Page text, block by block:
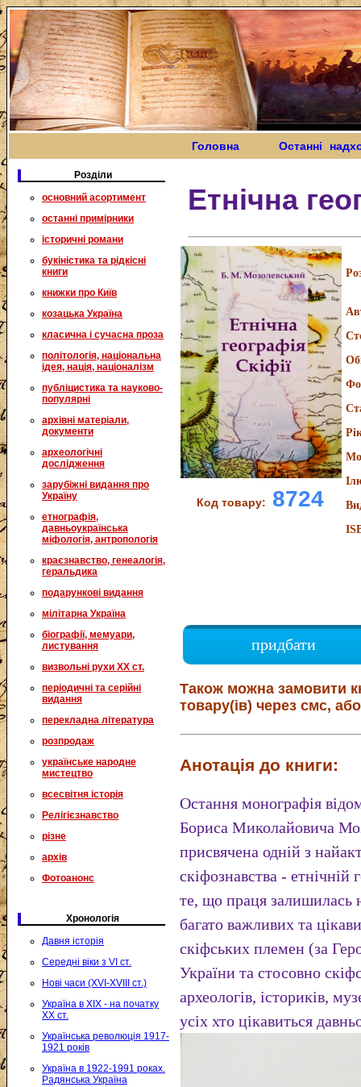
Головна Останні
Розділи
основний асортимент
останні примірники
історичні романи
букіністика та рідкісні
книги
книжки про Київ
козацька Україна
класична і сучасна проза
політологія, національна
ідея, нація, націоналізм
публіцистика та науково-
популярні
архівні матеріали,
документи
археологічні
дослідження
зарубіжні видання про
Україну
етнографія,
давньоукраїнська
міфологія, антропологія
краєзнавство, генеалогія,
геральдика
подарункові видання
мілітарна Україна
біографії, мемуари,
листування
визвольні рухи XX ст.
періодичні та серійні
видання
перекладна література
розпродаж
українське народне
мистецтво
всесвітня історія
Релігієзнавство
різне
архів
Фотоанонс
Хронологія
Давня історія
Середні віки з VI ст.
Нові часи (XVI-XVIII ст.)
Україна в XIX - на початку
XX ст.
Українська революція 1917-
1921 років
Україна в 1922-1991 роках.
Радянська Україна
Етнічна
Код товару: 8724
придбати
Також можна замовити
товару(ів) через смс,
Анотація до книги:
Остання монографія
Бориса Миколайовича
присвячена одній з
скіфознавства - етнічній
те, що праця залишилась
багато важливих та
скіфських племен (за
України та стосовно
археологів, істориків,
усіх хто цікавиться